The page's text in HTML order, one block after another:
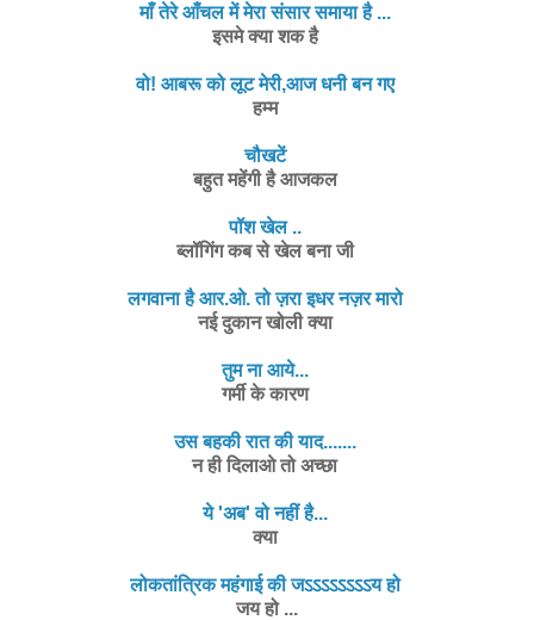
माँ तेरे आँचल में मेरा संसार समाया है ...
इसमे क्या शक है
वो! आबरू को लूट मेरी,आज धनी बन गए
हम्म
चौखटें
बहुत महेंगी है आजकल
पॉश खेल ..
ब्लॉगिंग कब से खेल बना जी
लगवाना है आर.ओ. तो ज़रा इधर नज़र मारो
नई दुकान खोली क्या
तुम ना आये...
गर्मी के कारण
उस बहकी रात की याद.......
न ही दिलाओ तो अच्छा
ये 'अब' वो नहीं है...
क्या
लोकतांत्रिक महंगाई की जऽऽऽऽऽऽऽऽय हो
जय हो ...